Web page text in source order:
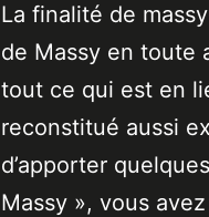
La finalité de
de Massy en toute
tout ce qui est en
reconstitué aussi
d’apporter
Massy », vous